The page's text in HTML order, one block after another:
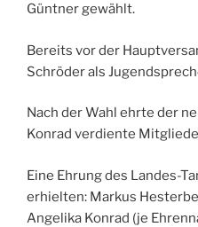
Güntner gewählt.
Bereits vor der
Schröder als
Nach der Wahl ehrte der
Konrad verdiente
Eine Ehrung des Landes-
erhielten: Markus
Angelika Konrad (je